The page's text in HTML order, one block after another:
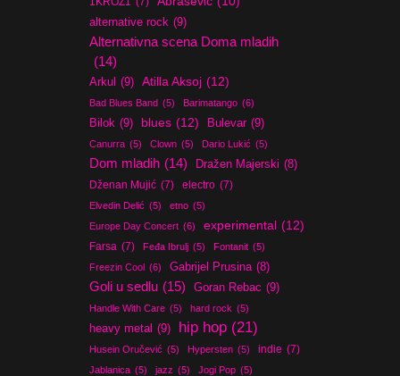
alternative rock (9)
Alternativna scena Doma mladih
(14)
Arkul (9) Atilla Aksoj (12)
Bad Blues Band (5) Barimatango (6)
Bilok (9) blues (12) Bulevar (9)
Canurra (5) Clown (5) Dario Lukić (5)
Dom mladih (14) Dražen Majerski (8)
Dženan Mujić (7) electro (7)
Elvedin Delić (5) etno (5)
Europe Day Concert (6) experimental (12)
Farsa (7) Feđa Ibrulj (5) Fontanit (5)
Freezin Cool (6) Gabrijel Prusina (8)
Goli u sedlu (15) Goran Rebac (9)
Handle With Care (5) hard rock (5)
heavy metal (9) hip hop (21)
Husein Oručević (5) Hypersten (5) indie (7)
Jablanica (5) jazz (5) Jogi Pop (5)